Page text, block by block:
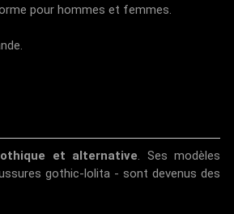
pour hommes et femmes.
et alternative. Ses modèles
gothic-lolita - sont devenus des